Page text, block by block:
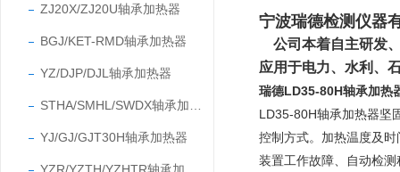
ZJ20X/ZJ20U轴承加热器
BGJ/KET-RMD轴承加热器
YZ/DJP/DJL轴承加热器
YJ/GJ/GJT30H轴承加热器
宁波瑞德检测仪
公司本着自主研发
应用于电力、水利、
瑞德LD35-80H轴承加热
LD35-80H轴承加热器坚
控制方式。加热温度及
装置工作故障、自动检